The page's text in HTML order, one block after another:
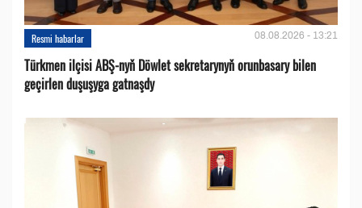
Resmi habarlar 08.08.2026 - 13:21
Türkmen ilçisi ABŞ-nyň Döwlet sekretarynyň orunbasary bilen
geçirlen duşuşyga gatnaşdy